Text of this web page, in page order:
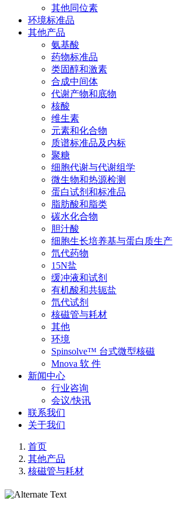
其他同位素
环境标准品
其他产品
氨基酸
药物标准品
类固醇和激素
合成中间体
代谢产物和底物
核酸
维生素
元素和化合物
质谱标准品及内标
聚糖
细胞代谢与代谢组学
微生物和热源检测
蛋白试剂和标准品
脂肪酸和脂类
碳水化合物
胆汁酸
细胞生长培养基与蛋白质生产
氘代药物
15N盐
缓冲液和试剂
有机酸和共轭盐
氘代试剂
核磁管与耗材
其他
环境
Spinsolve™ 台式微型核磁
Mnova 软 件
新闻中心
行业咨询
会议/快讯
联系我们
关于我们
首页
其他产品
核磁管与耗材